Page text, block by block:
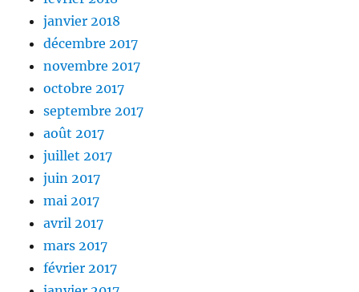
janvier 2018
décembre 2017
novembre 2017
octobre 2017
septembre 2017
août 2017
juillet 2017
juin 2017
mai 2017
avril 2017
mars 2017
février 2017